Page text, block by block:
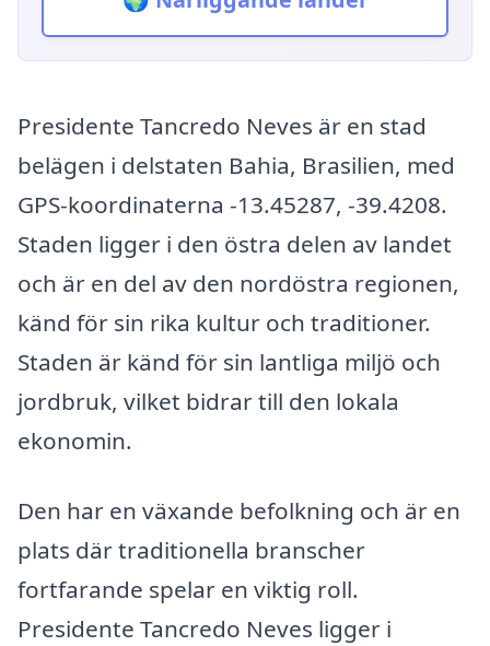
Presidente Tancredo Neves är en stad
belägen i delstaten Bahia, Brasilien, med
GPS-koordinaterna -13.45287, -39.4208.
Staden ligger i den östra delen av landet
och är en del av den nordöstra regionen,
känd för sin rika kultur och traditioner.
Staden är känd för sin lantliga miljö och
jordbruk, vilket bidrar till den lokala
ekonomin.
Den har en växande befolkning och är en
plats där traditionella branscher
fortfarande spelar en viktig roll.
Presidente Tancredo Neves ligger i